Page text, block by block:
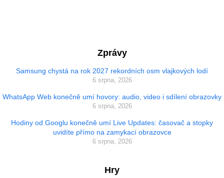
Zprávy
Samsung chystá na rok 2027 rekordních osm vlajkových lodí
6 srpna, 2026
WhatsApp Web konečně umí hovory: audio, video i sdílení obrazovky
6 srpna, 2026
Hodiny od Googlu konečně umí Live Updates: časovač a stopky
uvidíte přímo na zamykací obrazovce
6 srpna, 2026
Hry